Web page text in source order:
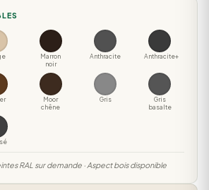
Marron
noir
Anthracite Anthracite+
Moor
chêne
Gris
Gris
basalte
RAL sur demande · Aspect bois disponible